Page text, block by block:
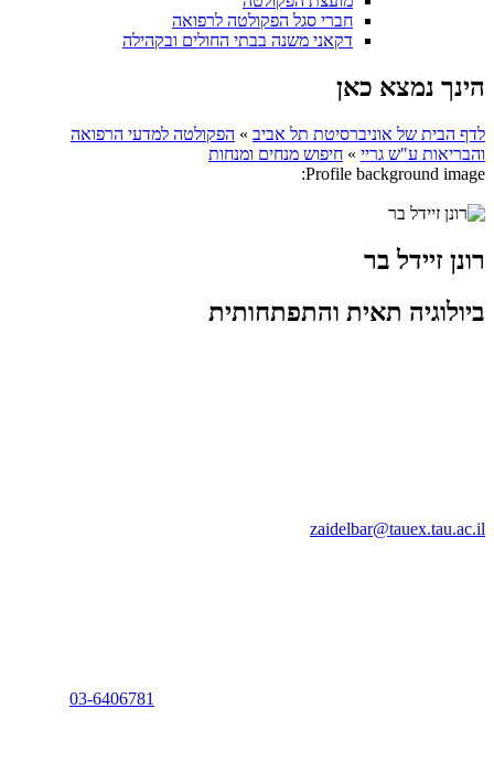
חברי סגל הפקולטה לרפואה
דקאני משנה בבתי החולים ובקהילה
הינך נמצא כאן
לדף הבית של אוניברסיטת תל אביב » הפקולטה למדעי הרפואה
והבריאות ע"ש גריי » חיפוש מנחים ומנחות
Profile background image:
רונן זיידל בר
ביולוגיה תאית והתפתחותית
zaidelbar@tauex.tau.ac.il
03-6406781